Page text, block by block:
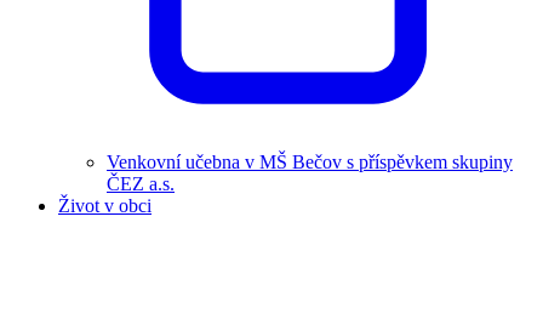
Venkovní učebna v MŠ Bečov s příspěvkem skupiny
ČEZ a.s.
Život v obci